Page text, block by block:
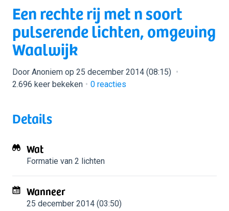
Een rechte rij met n soort
pulserende lichten, omgeving
Waalwijk
Door Anoniem op 25 december 2014 (08:15)
2.696 keer bekeken
0 reacties
Details
Wat
Formatie van 2 lichten
Wanneer
25 december 2014 (03:50)